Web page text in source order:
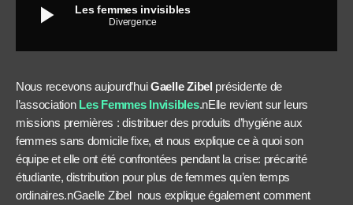
play_arrow Les femmes invisibles
Divergence
Nous recevons aujourd’huiGaelle Zibel présidente de
l’associationLes Femmes Invisibles.nElle revient sur leurs
missions premières : distribuer des produits d’hygiéne aux
femmes sans domicile fixe, et nous explique ce à quoi son
équipe et elle ont été confrontées pendant la crise: précarité
étudiante, distribution pour plus de femmes qu’en temps
ordinaires.nGaelle Zibel nous explique également comment